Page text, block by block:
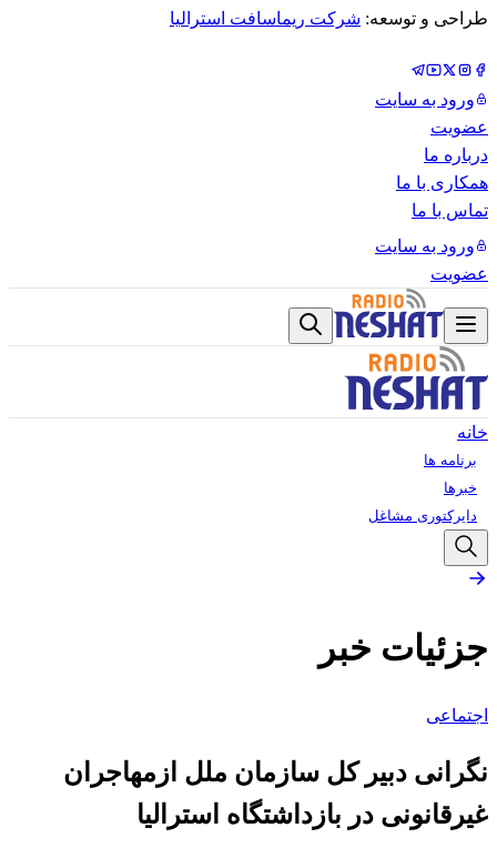
طراحی و توسعه: شرکت ریماسافت استرالیا
ورود به سایت
عضویت
درباره ما
همکاری با ما
تماس با ما
ورود به سایت
عضویت
خانه
برنامه ها
خبرها
دایرکتوری مشاغل
جزئیات خبر
اجتماعی
نگرانی دبیر کل سازمان ملل ازمهاجران
غیرقانونی در بازداشتگاه استرالیا